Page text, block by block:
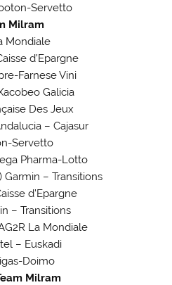
Servetto
Milram
Mondiale
d’Epargne
Farnese Vini
Galicia
Des Jeux
– Cajasur
Servetto
Pharma-Lotto
Garmin – Transitions
d’Epargne
– Transitions
La Mondiale
– Euskadi
Doimo
Milram